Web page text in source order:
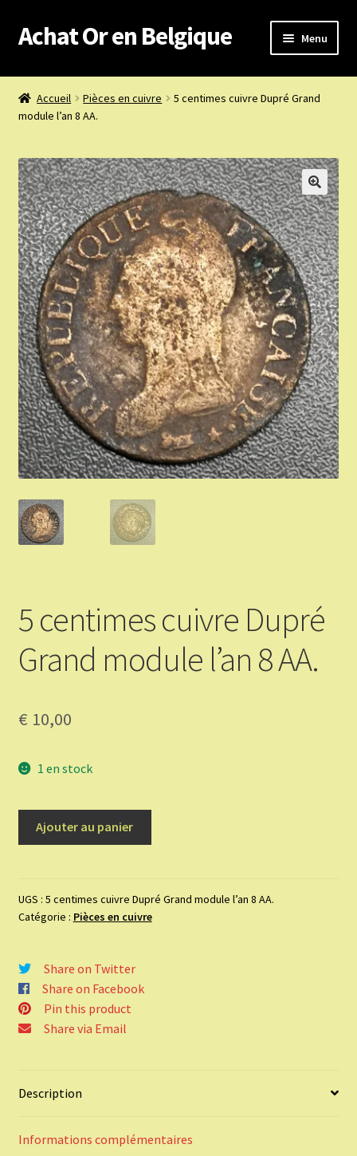
Aller
à
navigation
Aller
au
Achat Or en Belgique Menu
Achat or en Belgique
Boutique or et argent
Confidentialité
Heures d’ouverture
Nous achetons
Nous contacter
Validation de la commande
Vous Vendez
Articles Or et Argent
Conditions d’utilisation
Accueil Pièces en cuivre
5 centimes cuivre Dupré Grand
module l’an 8 AA.
5 centimes cuivre Dupré
Grand module l’an 8 AA.
€ 10,00
1 en stock
cuivre
Dupré
l’an
8
AA.
Ajouter au panier
UGS : 5 centimes cuivre Dupré Grand module l’an 8 AA.
Catégorie : Pièces en cuivre
Share on Twitter
Share on Facebook
Pin this product
Share via Email
Description
Informations complémentaires